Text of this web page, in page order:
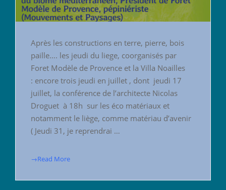
Après les constructions en terre, pierre, bois
paille…. les jeudi du liege, coorganisés par
Foret Modèle de Provence et la Villa Noailles
: encore trois jeudi en juillet , dont jeudi 17
juillet, la conférence de l’architecte Nicolas
Droguet à 18h sur les éco matériaux et
notamment le liège, comme matériau d’avenir
( Jeudi 31, je reprendrai …
→Read More